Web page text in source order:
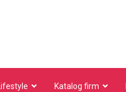
Lifestyle Katalog firm